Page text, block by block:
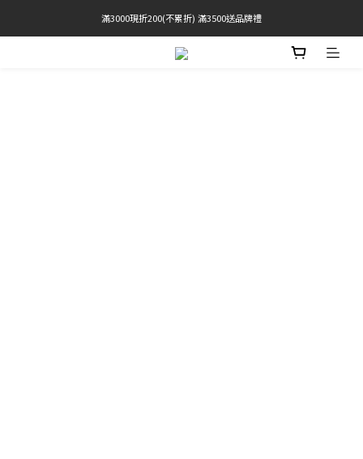
官網限定! 滿千免運(僅限台灣本島)
滿3000現折200(不累折) 滿3500送品牌禮
BRATOP專區買三送一 | 指定專區買一送一